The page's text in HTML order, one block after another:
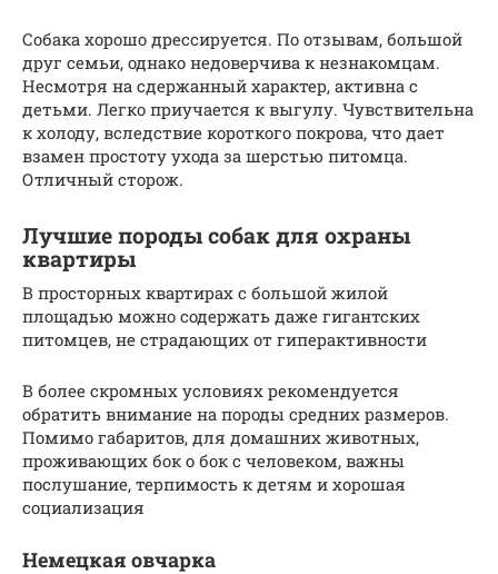
Собака хорошо дрессируется. По отзывам, большой
друг семьи, однако недоверчива к незнакомцам.
Несмотря на сдержанный характер, активна с
детьми. Легко приучается к выгулу. Чувствительна
к холоду, вследствие короткого покрова, что дает
взамен простоту ухода за шерстью питомца.
Отличный сторож.
Лучшие породы собак для охраны
квартиры
В просторных квартирах с большой жилой
площадью можно содержать даже гигантских
питомцев, не страдающих от гиперактивности
В более скромных условиях рекомендуется
обратить внимание на породы средних размеров.
Помимо габаритов, для домашних животных,
проживающих бок о бок с человеком, важны
послушание, терпимость к детям и хорошая
социализация
Немецкая овчарка